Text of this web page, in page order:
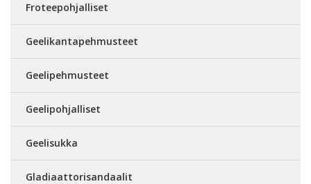
Froteepohjalliset
Geelikantapehmusteet
Geelipehmusteet
Geelipohjalliset
Geelisukka
Gladiaattorisandaalit